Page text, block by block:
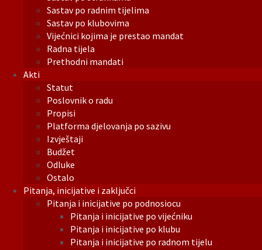
Sastav po radnim tijelima
Sastav po klubovima
Vijećnici kojima je prestao mandat
Radna tijela
Prethodni mandati
Akti
Statut
Poslovnik o radu
Propisi
Platforma djelovanja po sazivu
Izvještaji
Budžet
Odluke
Ostalo
Pitanja, inicijative i zaključci
Pitanja i inicijative po podnosiocu
Pitanja i inicijative po vijećniku
Pitanja i inicijative po klubu
Pitanja i inicijative po radnom tijelu